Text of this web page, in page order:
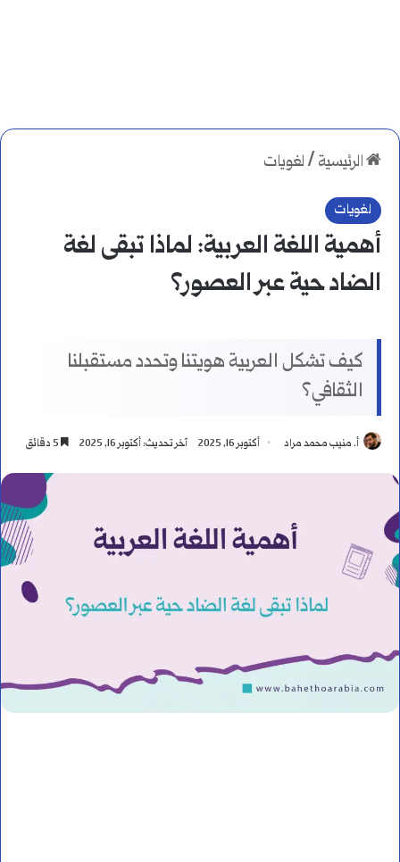
الرئيسية /لغويات
لغويات
أهمية اللغة العربية: لماذا تبقى لغة
الضاد حية عبر العصور؟
كيف تشكل العربية هويتنا وتحدد مستقبلنا
الثقافي؟
أ. منيب محمد مراد أكتوبر 16, 2025 آخر تحديث: أكتوبر 16, 2025